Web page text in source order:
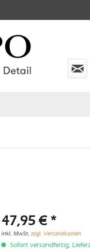
47,95 € *
inkl. MwSt.zzgl. Versandkosten
Sofort versandfertig,